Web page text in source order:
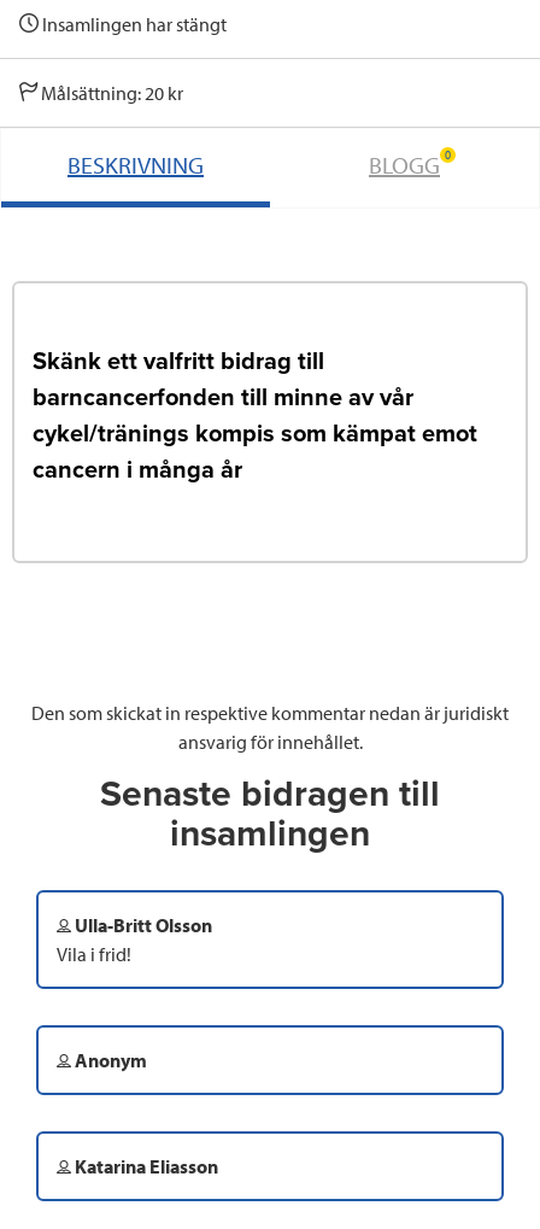
Insamlingen har stängt
Målsättning: 20 kr
BESKRIVNING BLOGG 0
Skänk ett valfritt bidrag till
barncancerfonden till minne av vår
cykel/tränings kompis som kämpat emot
cancern i många år
Den som skickat in respektive kommentar nedan är juridiskt
ansvarig för innehållet.
Senaste bidragen till
insamlingen
Ulla-Britt Olsson
Vila i frid!
Anonym
Katarina Eliasson